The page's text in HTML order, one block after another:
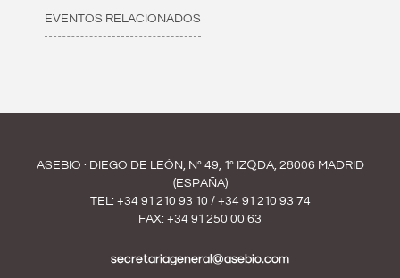
EVENTOS RELACIONADOS
ASEBIO · DIEGO DE LEÓN, Nº 49, 1º IZQDA, 28006 MADRID
(ESPAÑA)
TEL: +34 91 210 93 10 / +34 91 210 93 74
FAX: +34 91 250 00 63
secretariageneral@asebio.com